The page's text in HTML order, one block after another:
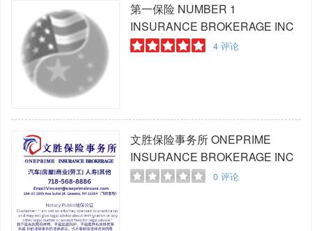
第一保险 NUMBER 1
INSURANCE BROKERAGE INC
4评论
文胜保险事务所ONEPRIME
INSURANCE BROKERAGE INC
0评论